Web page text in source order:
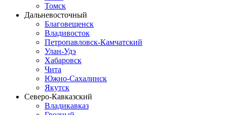
Томск
Дальневосточный
Благовещенск
Владивосток
Петропавловск-Камчатский
Улан-Удэ
Хабаровск
Чита
Южно-Сахалинск
Якутск
Северо-Кавказский
Владикавказ